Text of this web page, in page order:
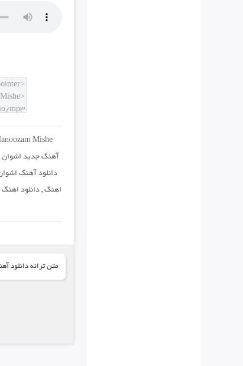
Mishe
آهنگ جدید اشوان
دانلود آهنگ
اهنگ ,دانلود
متن ترانه دانلود